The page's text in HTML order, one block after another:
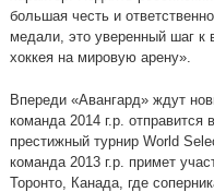
большая честь и
медали, это уверенный шаг к
хоккея на мировую арену».
Впереди «Авангард» ждут
команда 2014 г.р. отправится
престижный турнир World
команда 2013 г.р. примет
Торонто, Канада, где